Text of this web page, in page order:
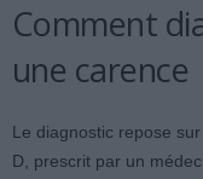
Comment
une carence
Le diagnostic repose
D, prescrit par un